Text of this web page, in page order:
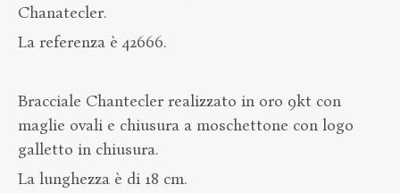
Chanatecler.
La referenza è 42666.
Bracciale Chantecler realizzato in oro 9kt con
maglie ovali e chiusura a moschettone con logo
galletto in chiusura.
La lunghezza è di 18 cm.